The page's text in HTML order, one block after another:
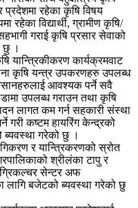
प्रदेशमा रहेका कृषि विषय
रहेका विद्यार्थी, ग्रामीण कृषि/
गराई कृषि प्रसार सेवाको
छु ।
यान्त्रिकीकरण कार्यक्रमवाट
कृषि यन्त्र उपकरणहरु उपलब्ध
आवश्यक पर्ने सवै
उपलब्ध गराउन तथा कृषि
लागत कम गर्न सहकारी संस्था
गरी कष्टम हायरिंग केन्द्रको
गरेको छु ।
र यान्त्रिकरणको स्रोत
श्रीलंका टापु र
सेन्टर अफ
लागि बजेटको ब्यवस्था गरेको छु